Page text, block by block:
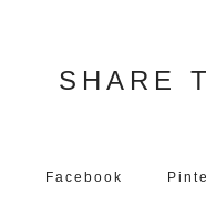
SHARE
Facebook